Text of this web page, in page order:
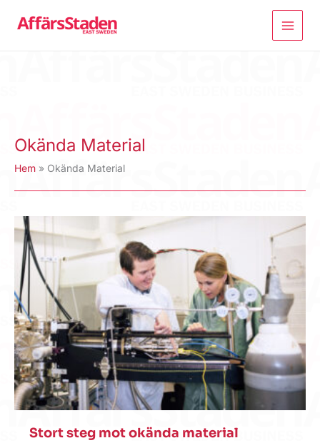
Okända Material
Hem Okända Material
Stort steg mot okända material